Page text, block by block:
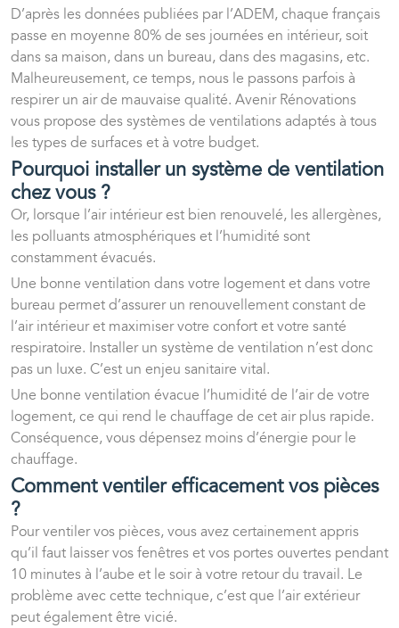
D’après les données publiées par l’ADEM, chaque français
passe en moyenne 80% de ses journées en intérieur, soit
dans sa maison, dans un bureau, dans des magasins, etc.
Malheureusement, ce temps, nous le passons parfois à
respirer un air de mauvaise qualité. Avenir Rénovations
vous propose des systèmes de ventilations adaptés à tous
les types de surfaces et à votre budget.
Pourquoi installer un système de ventilation
chez vous ?
Or, lorsque l’air intérieur est bien renouvelé, les allergènes,
les polluants atmosphériques et l’humidité sont
constamment évacués.
Une bonne ventilation dans votre logement et dans votre
bureau permet d’assurer un renouvellement constant de
l’air intérieur et maximiser votre confort et votre santé
respiratoire. Installer un système de ventilation n’est donc
pas un luxe. C’est un enjeu sanitaire vital.
Une bonne ventilation évacue l’humidité de l’air de votre
logement, ce qui rend le chauffage de cet air plus rapide.
Conséquence, vous dépensez moins d’énergie pour le
chauffage.
Comment ventiler efficacement vos pièces
?
Pour ventiler vos pièces, vous avez certainement appris
qu’il faut laisser vos fenêtres et vos portes ouvertes pendant
10 minutes à l’aube et le soir à votre retour du travail. Le
problème avec cette technique, c’est que l’air extérieur
peut également être vicié.